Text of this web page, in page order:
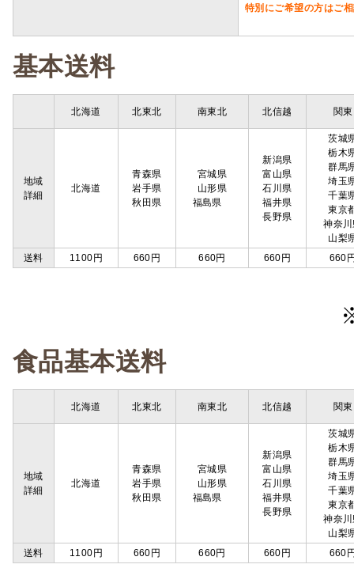
特別にご希望の方はご
基本送料
北海道 北東北 南東北 北信越 関東
地域
詳細
北海道
青森県
岩手県
秋田県
宮城県
山形県
福島県
新潟県
富山県
石川県
福井県
長野県
茨城
栃木
群馬
埼玉
千葉
東京
神奈
山梨
送料
1100円 660円 660円 660円 660
食品基本送料
北海道 北東北 南東北 北信越 関東
地域
詳細
北海道
青森県
岩手県
秋田県
宮城県
山形県
福島県
新潟県
富山県
石川県
福井県
長野県
茨城
栃木
群馬
埼玉
千葉
東京
神奈
山梨
送料
1100円 660円 660円 660円 660